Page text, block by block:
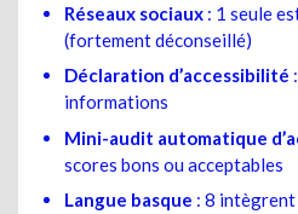
Réseaux sociaux: 1 seule
(fortement déconseillé)
Déclaration d’accessibilité
informations
Mini-audit automatique
scores bons ou acceptables
Langue basque : 8